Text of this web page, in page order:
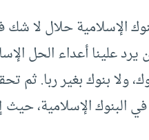
الإسلامية حلال لا
علينا أعداء الحل
ولا بنوك بغير ربا. ثم
البنوك الإسلامية،